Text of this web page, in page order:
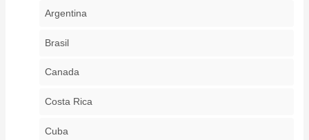
Argentina
Brasil
Canada
Costa Rica
Cuba